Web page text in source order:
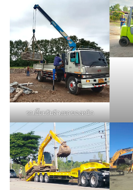
รถเฮี๊ยบรับจ้างยกของหนัก